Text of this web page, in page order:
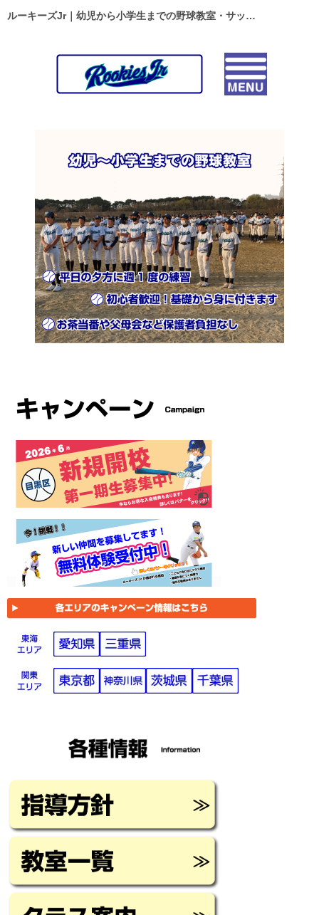
ルーキーズJr｜幼児から小学生までの野球教室・サッカースクール